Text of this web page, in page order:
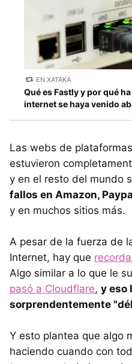
EN XATAKA
Qué es Fastly y por qué
internet se haya venido
Las webs de
estuvieron
y en el resto del mundo
fallos en Amazon,
y en muchos sitios más.
A pesar de la fuerza de
Internet, hay que
Algo similar a lo que le
pasó a Cloudflare, y eso
sorprendentemente
Y esto plantea que algo
haciendo cuando con